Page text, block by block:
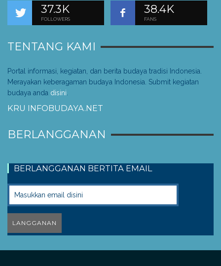
37.3K
FOLLOWERS
38.4K
FANS
TENTANG KAMI
Portal informasi, kegiatan, dan berita budaya tradisi Indonesia.
Merayakan keberagaman budaya Indonesia. Submit kegiatan
budaya anda disini
KRU INFOBUDAYA.NET
BERLANGGANAN
BERLANGGANAN BERTITA EMAIL